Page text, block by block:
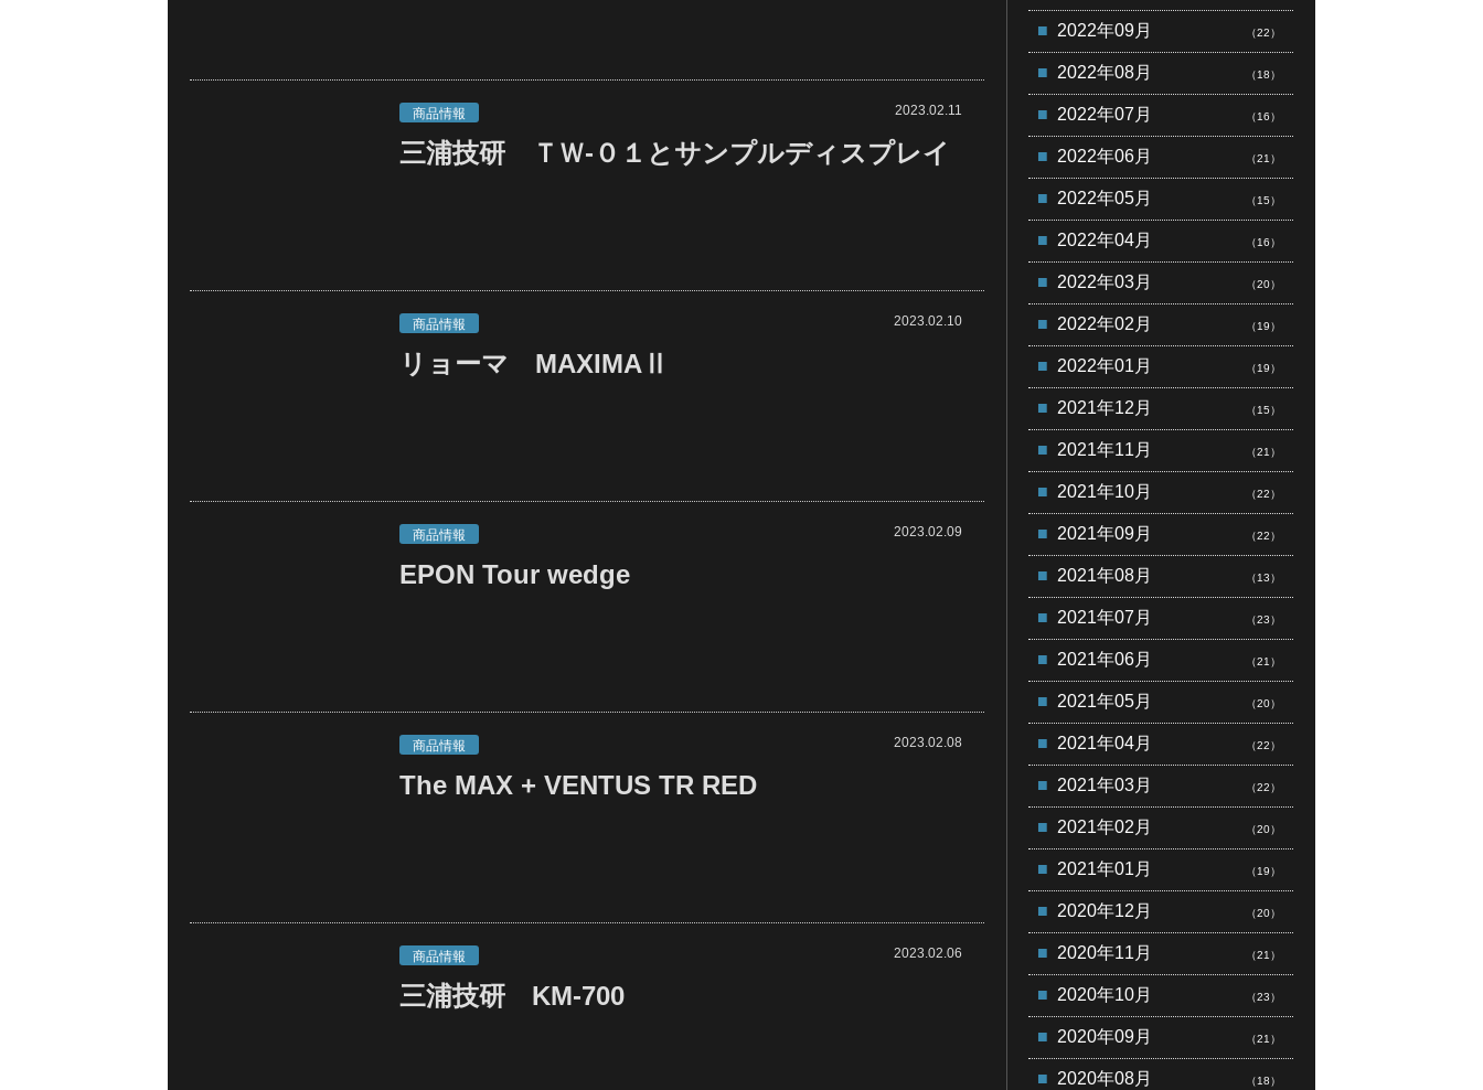
2023.02.11
商品情報
三浦技研 ＴＷ-０１とサンプルディスプレイ
2023.02.10
商品情報
リョーマ MAXIMAⅡ
2023.02.09
商品情報
EPON Tour wedge
2023.02.08
商品情報
The MAX + VENTUS TR RED
2023.02.06
商品情報
三浦技研 KM-700
2022年09月 （22）
2022年08月 （18）
2022年07月 （16）
2022年06月 （21）
2022年05月 （15）
2022年04月 （16）
2022年03月 （20）
2022年02月 （19）
2022年01月 （19）
2021年12月 （15）
2021年11月 （21）
2021年10月 （22）
2021年09月 （22）
2021年08月 （13）
2021年07月 （23）
2021年06月 （21）
2021年05月 （20）
2021年04月 （22）
2021年03月 （22）
2021年02月 （20）
2021年01月 （19）
2020年12月 （20）
2020年11月 （21）
2020年10月 （23）
2020年09月 （21）
2020年08月 （18）